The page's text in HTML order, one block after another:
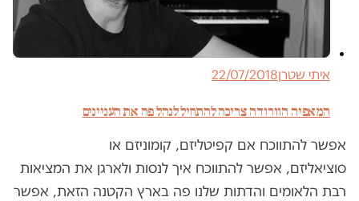
איתי שטרן22/07/2018
המאפיה הוורודה צריכה להתחיל לנהל פה את העניינים
אפשר להתווכח אם קפיטליזם, קומוניזם או
סוציאליזם, אפשר להתווכח איך לנסות ולארגן את המציאות
רבת הלאומים והדתות שלנו פה בארץ הקטנה הזאת, אפשר